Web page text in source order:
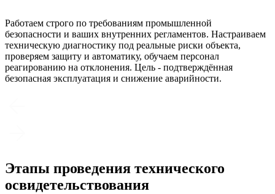
Работаем строго по требованиям промышленной
безопасности и ваших внутренних регламентов. Настраиваем
техническую диагностику под реальные риски объекта,
проверяем защиту и автоматику, обучаем персонал
реагированию на отклонения. Цель - подтверждённая
безопасная эксплуатация и снижение аварийности.
Этапы проведения технического
освидетельствования